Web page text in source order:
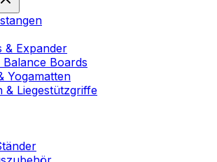
& Expander
Boards
Yogamatten
& Liegestützgriffe